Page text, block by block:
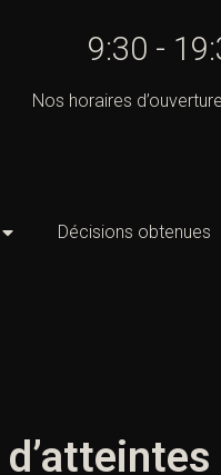
9:30 -
Nos horaires
Décisions obtenues